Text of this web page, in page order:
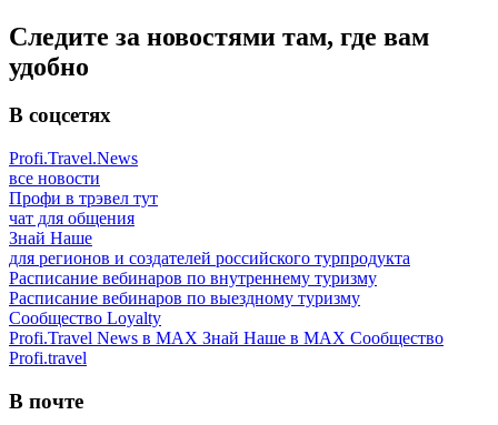
Следите за новостями там, где вам
удобно
В соцсетях
Profi.Travel.News
все новости
Профи в трэвел тут
чат для общения
Знай Наше
для регионов и создателей российского турпродукта
Расписание вебинаров по внутреннему туризму
Расписание вебинаров по выездному туризму
Сообщество Loyalty
Profi.Travel News в MAX Знай Наше в MAX Сообщество
Profi.travel
В почте